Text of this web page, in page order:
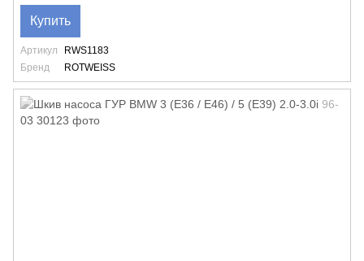
Купить
Артикул
RWS1183
Бренд
ROTWEISS